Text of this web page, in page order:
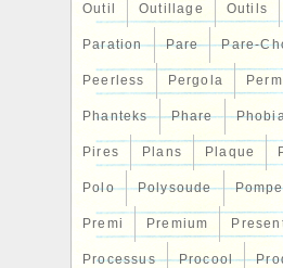
Outil Outillage Outils
Paration Pare Pare-
Peerless Pergola
Phanteks Phare
Pires Plans Plaque
Polo Polysoude Pompe
Premi Premium
Processus Procool